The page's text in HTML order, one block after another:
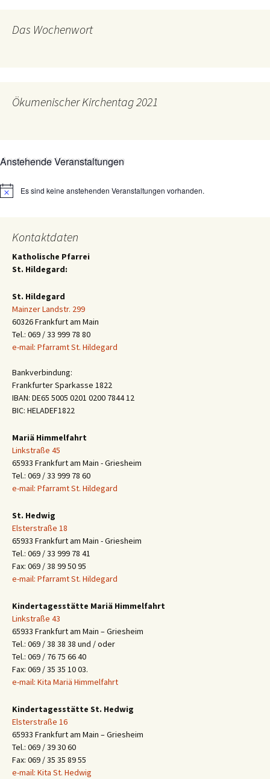
Das Wochenwort
Ökumenischer Kirchentag 2021
Anstehende Veranstaltungen
HinweisEs sind keine anstehenden Veranstaltungen vorhanden.
Kontaktdaten
Katholische Pfarrei
St. Hildegard:
St. Hildegard
Mainzer Landstr. 299
60326 Frankfurt am Main
Tel.: 069 / 33 999 78 80
e-mail: Pfarramt St. Hildegard
Bankverbindung:
Frankfurter Sparkasse 1822
IBAN: DE65 5005 0201 0200 7844 12
BIC: HELADEF1822
Mariä Himmelfahrt
Linkstraße 45
65933 Frankfurt am Main - Griesheim
Tel.: 069 / 33 999 78 60
e-mail: Pfarramt St. Hildegard
St. Hedwig
Elsterstraße 18
65933 Frankfurt am Main - Griesheim
Tel.: 069 / 33 999 78 41
Fax: 069 / 38 99 50 95
e-mail: Pfarramt St. Hildegard
Kindertagesstätte Mariä Himmelfahrt
Linkstraße 43
65933 Frankfurt am Main – Griesheim
Tel.: 069 / 38 38 38 und / oder
Tel.: 069 / 76 75 66 40
Fax: 069 / 35 35 10 03.
e-mail: Kita Mariä Himmelfahrt
Kindertagesstätte St. Hedwig
Elsterstraße 16
65933 Frankfurt am Main – Griesheim
Tel.: 069 / 39 30 60
Fax: 069 / 35 35 89 55
e-mail: Kita St. Hedwig